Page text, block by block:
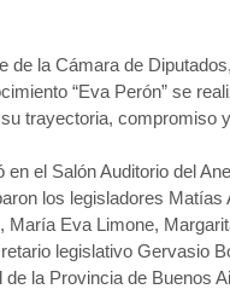
de la Cámara de
“Eva Perón” se
trayectoria, compromiso
en el Salón Auditorio del
los legisladores Matías
Eva Limone,
legislativo Gervasio
la Provincia de Buenos